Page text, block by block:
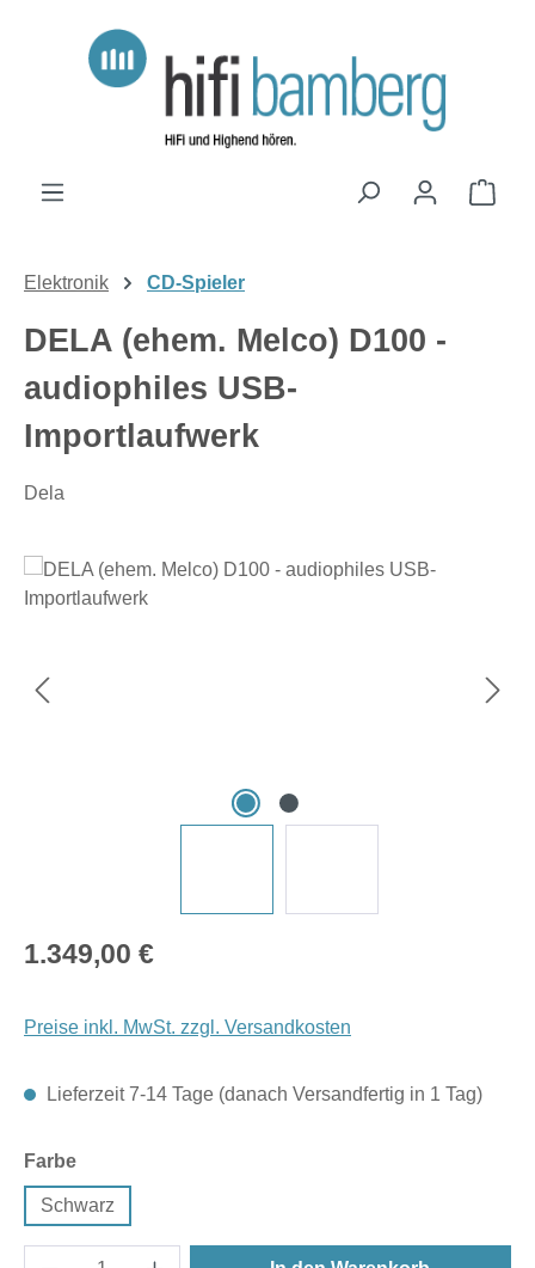
Zum Hauptinhalt springen
Elektronik CD-Spieler
DELA (ehem. Melco) D100 -
audiophiles USB-
Importlaufwerk
Dela
Bildergalerie überspringen
Regulärer Preis:
1.349,00 €
Preise inkl. MwSt. zzgl. Versandkosten
Lieferzeit 7-14 Tage (danach Versandfertig in 1 Tag)
Farbeauswählen
Schwarz